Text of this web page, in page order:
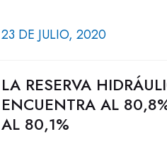
23 DE JULIO, 2020
LA RESERVA
ENCUENTRA AL
AL 80,1%